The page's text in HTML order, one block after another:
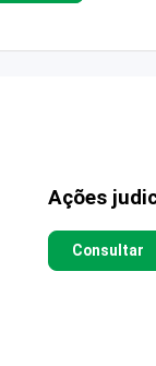
Ações
Consultar